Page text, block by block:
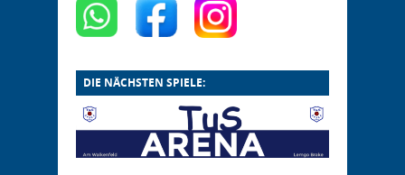
DIE NÄCHSTEN SPIELE: